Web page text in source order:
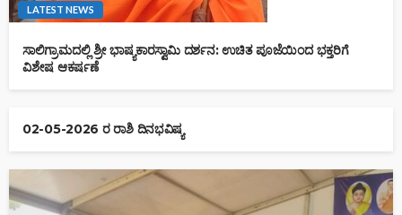
LATEST NEWS
ಸಾಲಿಗ್ರಾಮದಲ್ಲಿ ಶ್ರೀ ಭಾಷ್ಯಕಾರಸ್ವಾಮಿ ದರ್ಶನ: ಉಚಿತ ಪೂಜೆಯಿಂದ ಭಕ್ತರಿಗೆ
ವಿಶೇಷ ಆಕರ್ಷಣೆ
02-05-2026 ರ ರಾಶಿ ದಿನಭವಿಷ್ಯ